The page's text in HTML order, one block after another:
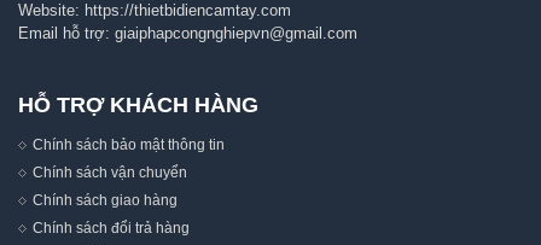
Website: https://thietbidiencamtay.com
Email hỗ trợ: giaiphapcongnghiepvn@gmail.com
HỖ TRỢ KHÁCH HÀNG
Chính sách bảo mật thông tin
Chính sách vận chuyển
Chính sách giao hàng
Chính sách đổi trả hàng